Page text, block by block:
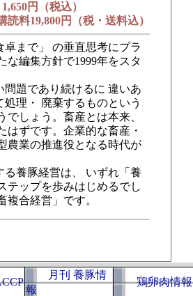
1,650円（税込）
読料19,800円（税・送料込）
まで」 の垂直思考にプラ
な編集方針で1999年をスタ
題であり続けるに 違いあ
理・ 廃棄するものという
しょう。畜産とは本来、
ずです。企業的な畜産・
農業の推進役となる時代が
養豚経営は、 いずれ「養
テップを歩みはじめるでし
合経営」です。
月刊 養豚情
報
鶏卵肉情報